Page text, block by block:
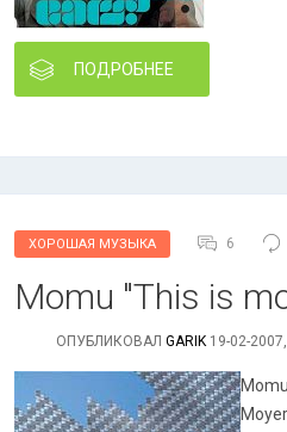
ПОДРОБНЕЕ
ХОРОШАЯ МУЗЫКА 6
Momu "This is
ОПУБЛИКОВАЛ GARIK 19-02-